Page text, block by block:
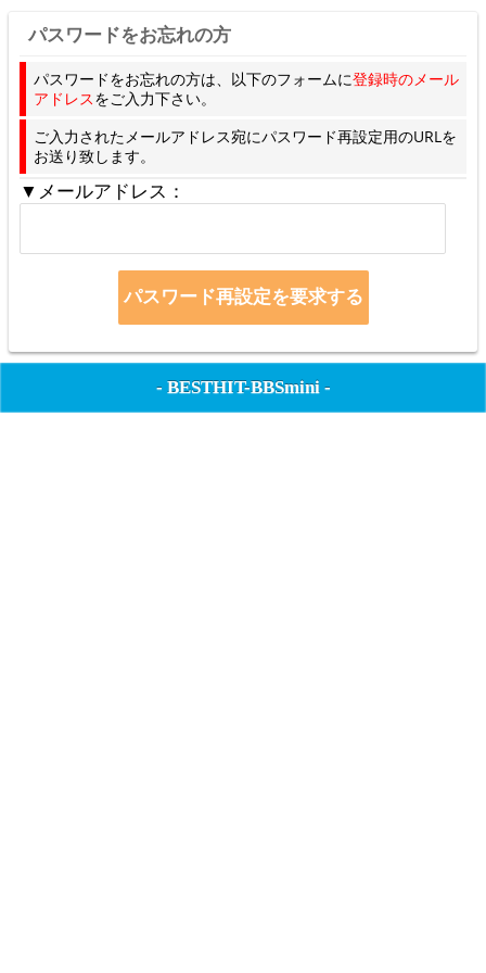
パスワードをお忘れの方
パスワードをお忘れの方は、以下のフォームに登録時のメール
アドレスをご入力下さい。
ご入力されたメールアドレス宛にパスワード再設定用のURLを
お送り致します。
▼メールアドレス：
- BESTHIT-BBSmini-